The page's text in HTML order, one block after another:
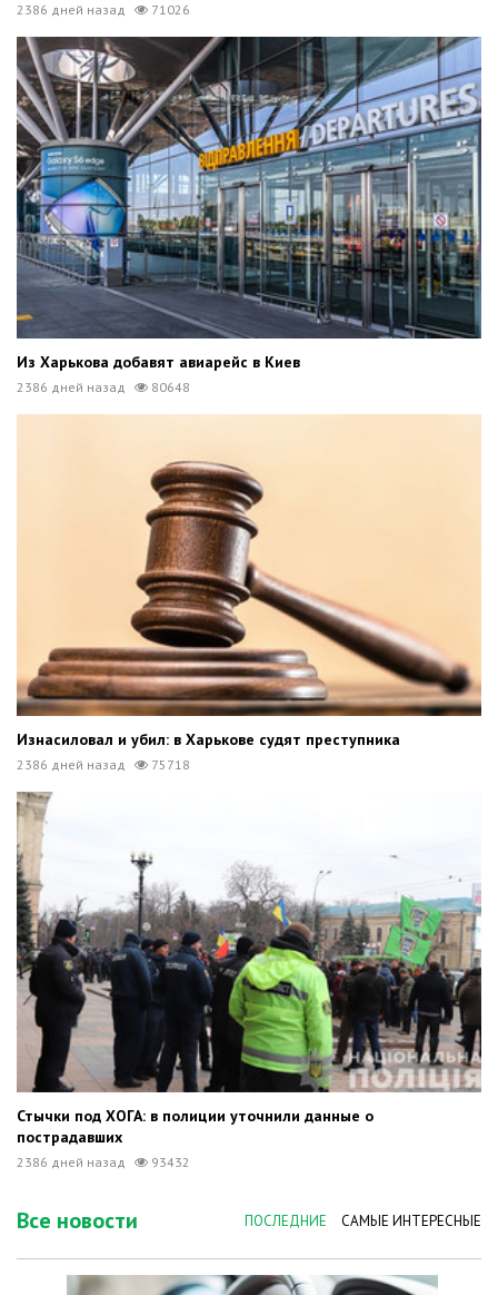
2386 дней назад 71026
Из Харькова добавят авиарейс в Киев
2386 дней назад 80648
Изнасиловал и убил: в Харькове судят преступника
2386 дней назад 75718
Стычки под ХОГА: в полиции уточнили данные о
пострадавших
2386 дней назад 93432
Все новости ПОСЛЕДНИЕ САМЫЕ ИНТЕРЕСНЫЕ